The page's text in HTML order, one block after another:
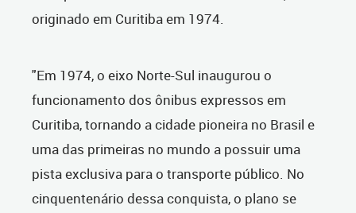
originado em Curitiba em 1974.
"Em 1974, o eixo Norte-Sul inaugurou o
funcionamento dos ônibus expressos em
Curitiba, tornando a cidade pioneira no Brasil e
uma das primeiras no mundo a possuir uma
pista exclusiva para o transporte público. No
cinquentenário dessa conquista, o plano se